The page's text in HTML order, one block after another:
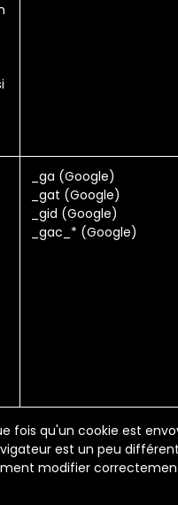
_ga (Google)
_gat (Google)
_gid (Google)
_gac_* (Google)
fois qu'un cookie est
est un peu
modifier